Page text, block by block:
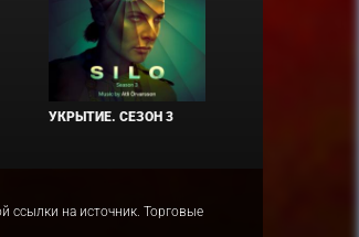
УКРЫТИЕ. СЕЗОН 3
ссылки на источник. Торговые